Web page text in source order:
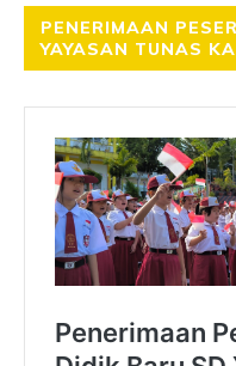
PENERIMAAN
YAYASAN TUNAS